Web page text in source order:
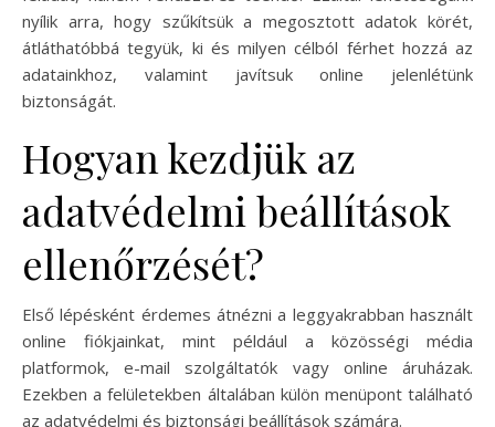
nyílik arra, hogy szűkítsük a megosztott adatok körét,
átláthatóbbá tegyük, ki és milyen célból férhet hozzá az
adatainkhoz, valamint javítsuk online jelenlétünk
biztonságát.
Hogyan kezdjük az
adatvédelmi beállítások
ellenőrzését?
Első lépésként érdemes átnézni a leggyakrabban használt
online fiókjainkat, mint például a közösségi média
platformok, e-mail szolgáltatók vagy online áruházak.
Ezekben a felületekben általában külön menüpont található
az adatvédelmi és biztonsági beállítások számára.